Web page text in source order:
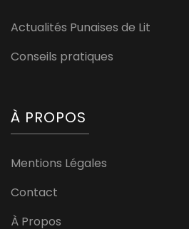
Actualités Punaises de Lit
Conseils pratiques
À PROPOS
Mentions Légales
Contact
À Propos